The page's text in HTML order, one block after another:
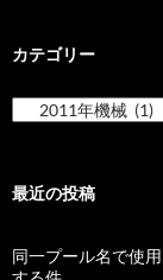
カテゴリー
テ
ー
最近の投稿
同一プール名で使